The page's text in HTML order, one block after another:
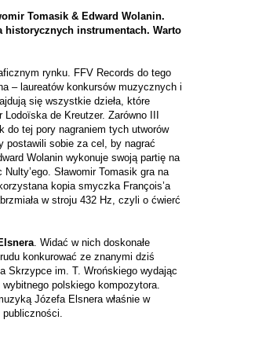
Tomasik & Edward Wolanin.
historycznych instrumentach. Warto
rynku. FFV Records do tego
– laureatów konkursów muzycznych i
się wszystkie dzieła, które
de Kreutzer. Zarówno III
do tej pory nagraniem tych utworów
postawili sobie za cel, by nagrać
Wolanin wykonuje swoją partię na
Sławomir Tomasik gra na
kopia smyczka François’a
w stroju 432 Hz, czyli o ćwierć
. Widać w nich doskonałe
konkurować ze znanymi dziś
Skrzypce im. T. Wrońskiego wydając
polskiego kompozytora.
Józefa Elsnera właśnie w